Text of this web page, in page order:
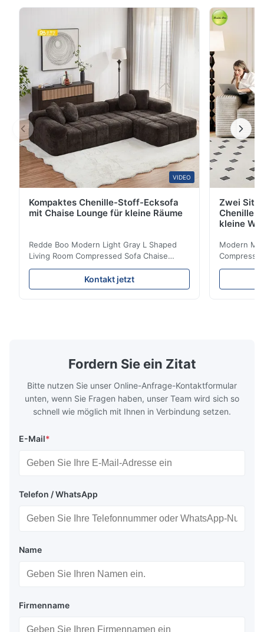
minimalistischen Stil. Die Kontaktfläche besteht aus
hochwertigem Kuhleder oder hochwertigem PU-
Leder,und die Oberfläche wird mit moderner
Fleckenlösung ...
VIDEO
Kompaktes Chenille-Stoff-Ecksofa
mit Chaise Lounge für kleine Räume
Redde Boo Modern Light Gray L Shaped
Living Room Compressed Sofa Chaise
Lounge Product Overview High resilience
soft sectional sofa designed for small
spaces, featuring a contemporary light gray
Kontakt jetzt
Zwei
Chenille
kleine
Modern
Room
Fordern Sie ein Zitat
Bitte nutzen Sie unser Online-Anfrage-Kontaktformular
unten, wenn Sie Fragen haben, unser Team wird sich so
schnell wie möglich mit Ihnen in Verbindung setzen.
E-Mail*
Telefon / WhatsApp
Name
Firmenname